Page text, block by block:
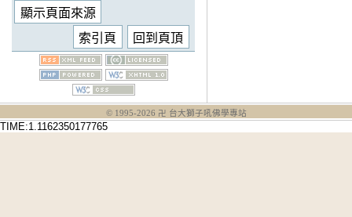
© 1995-2026 卍 台大獅子吼佛學專站
TIME:1.1162350177765